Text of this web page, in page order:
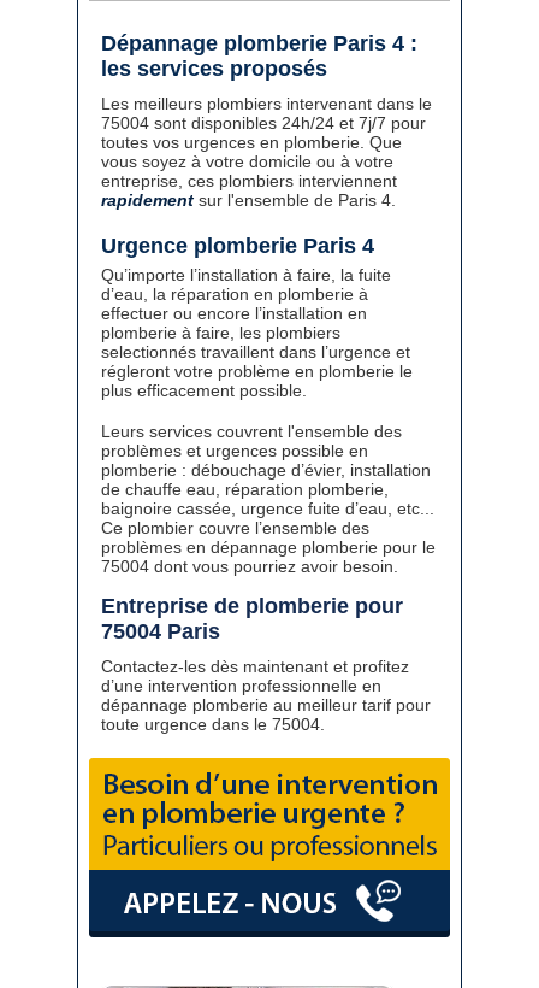
Dépannage plomberie Paris 4 :
les services proposés
Les meilleurs plombiers intervenant dans le
75004 sont disponibles 24h/24 et 7j/7 pour
toutes vos urgences en plomberie. Que
vous soyez à votre domicile ou à votre
entreprise, ces plombiers interviennent
rapidement sur l'ensemble de Paris 4.
Urgence plomberie Paris 4
Qu’importe l’installation à faire, la fuite
d’eau, la réparation en plomberie à
effectuer ou encore l’installation en
plomberie à faire, les plombiers
selectionnés travaillent dans l’urgence et
régleront votre problème en plomberie le
plus efficacement possible.
Leurs services couvrent l'ensemble des
problèmes et urgences possible en
plomberie : débouchage d’évier, installation
de chauffe eau, réparation plomberie,
baignoire cassée, urgence fuite d’eau, etc...
Ce plombier couvre l’ensemble des
problèmes en dépannage plomberie pour le
75004 dont vous pourriez avoir besoin.
Entreprise de plomberie pour
75004 Paris
Contactez-les dès maintenant et profitez
d’une intervention professionnelle en
dépannage plomberie au meilleur tarif pour
toute urgence dans le 75004.